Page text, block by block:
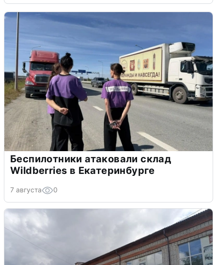
Беспилотники атаковали склад
Wildberries в Екатеринбурге
7 августа 0